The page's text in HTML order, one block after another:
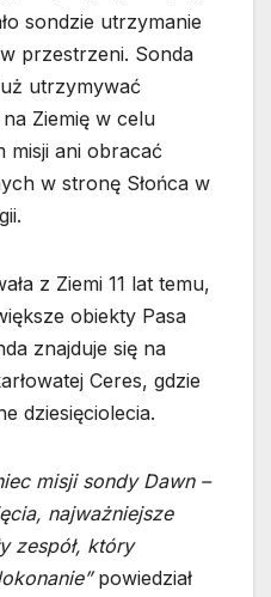
sondzie utrzymanie
przestrzeni. Sonda
utrzymywać
Ziemię w celu
misji ani obracać
w stronę Słońca w
z Ziemi 11 lat temu,
obiekty Pasa
znajduje się na
Ceres, gdzie
dziesięciolecia.
misji sondy Dawn –
najważniejsze
zespół, który
powiedział